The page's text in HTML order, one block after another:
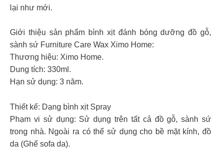
lại như mới.
Giới thiệu sản phẩm bình xịt đánh bóng dưỡng đồ gỗ,
sành sứ Furniture Care Wax Ximo Home:
Thương hiệu: Ximo Home.
Dung tích: 330ml.
Hạn sử dụng: 3 năm.
Thiết kế: Dạng bình xịt Spray
Phạm vi sử dụng: Sử dụng trên tất cả đồ gỗ, sành sứ
trong nhà. Ngoài ra có thể sử dụng cho bề mặt kính, đồ
da (Ghế sofa da).